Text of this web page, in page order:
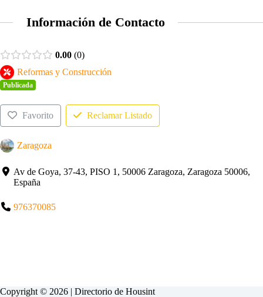
Información de Contacto
0.00 0
Reformas y Construcción
Publicada
Favorito Reclamar Listado
Zaragoza
Av de Goya, 37-43, PISO 1, 50006 Zaragoza, Zaragoza 50006,
España
976370085
Copyright © 2026 | Directorio de Housint